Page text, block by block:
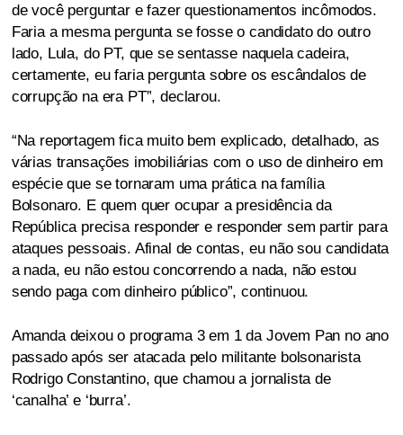
de você perguntar e fazer questionamentos incômodos.
Faria a mesma pergunta se fosse o candidato do outro
lado, Lula, do PT, que se sentasse naquela cadeira,
certamente, eu faria pergunta sobre os escândalos de
corrupção na era PT”, declarou.
“Na reportagem fica muito bem explicado, detalhado, as
várias transações imobiliárias com o uso de dinheiro em
espécie que se tornaram uma prática na família
Bolsonaro. E quem quer ocupar a presidência da
República precisa responder e responder sem partir para
ataques pessoais. Afinal de contas, eu não sou candidata
a nada, eu não estou concorrendo a nada, não estou
sendo paga com dinheiro público”, continuou.
Amanda deixou o programa 3 em 1 da Jovem Pan no ano
passado após ser atacada pelo militante bolsonarista
Rodrigo Constantino, que chamou a jornalista de
‘canalha’ e ‘burra’.